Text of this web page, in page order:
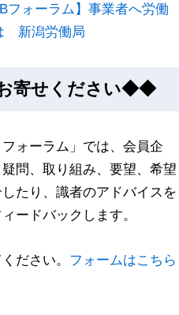
フォーラム】事業者へ労働
新潟労働局
寄せください◆◆
ォーラム」では、会員企
問、取り組み、要望、希望
たり、識者のアドバイスを
ードバックします。
ださい。 フォームはこちら